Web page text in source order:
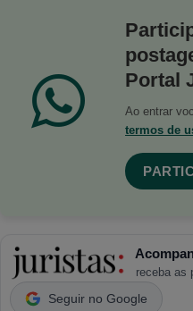
Portal
Ao entrar
termos de
receba as
Seguir no Google